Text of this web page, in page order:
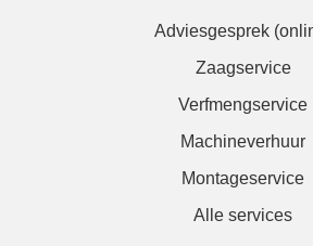
Adviesgesprek
Zaagservice
Verfmengservice
Machineverhuur
Montageservice
Alle services